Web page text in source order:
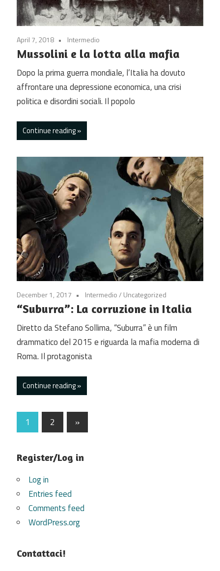
April 7, 2018 Intermedio
Mussolini e la lotta alla mafia
Dopo la prima guerra mondiale, l’Italia ha dovuto
affrontare una depressione economica, una crisi
politica e disordini sociali. Il popolo
Continue reading
December 1, 2017 Intermedio/ Uncategorized
“Suburra”: La corruzione in Italia
Diretto da Stefano Sollima, “Suburra” è un film
drammatico del 2015 e riguarda la mafia moderna di
Roma. Il protagonista
Continue reading
Posts
1 2
Next
Posts
»
Register/Log in
Log in
Entries feed
Comments feed
WordPress.org
Contattaci!